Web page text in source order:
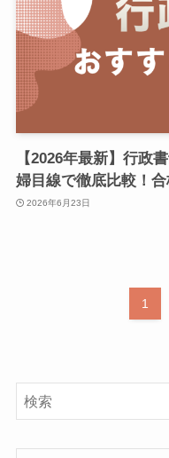
【2026年最新】行政
婦目線で徹底比較！
2026年6月23日
1